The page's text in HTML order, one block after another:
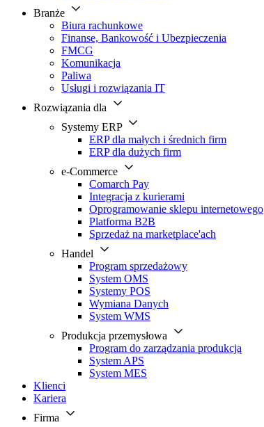
Branże
Biura rachunkowe
Finanse, Bankowość i Ubezpieczenia
FMCG
Komunikacja
Paliwa
Usługi i rozwiązania IT
Rozwiązania dla
Systemy ERP
ERP dla małych i średnich firm
ERP dla dużych firm
e-Commerce
Comarch Pay
Integracja z kurierami
Oprogramowanie sklepu internetowego
Platforma B2B
Sprzedaż na marketplace'ach
Handel
Program sprzedażowy
System OMS
Systemy POS
Wymiana Danych
System WMS
Produkcja przemysłowa
Program do zarządzania produkcją
System APS
System MES
Klienci
Kariera
Firma